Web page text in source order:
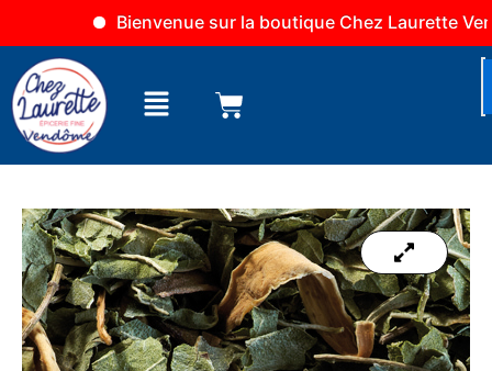
Bienvenue sur la boutique Chez Laurette
contenu
Menu